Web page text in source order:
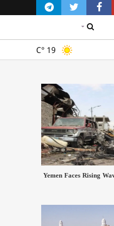
C° 19
Yemen Faces Rising